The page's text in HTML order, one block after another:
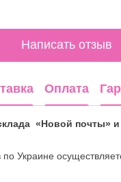
Написать отзыв
Оплата
«Новой почты»
по Украине